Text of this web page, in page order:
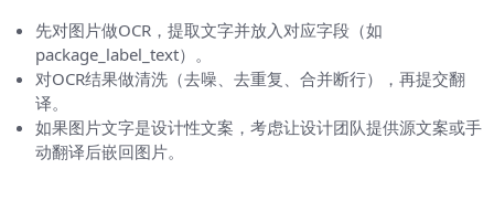
先对图片做OCR，提取文字并放入对应字段（如
package_label_text）。
对OCR结果做清洗（去噪、去重复、合并断行），再提交翻
译。
如果图片文字是设计性文案，考虑让设计团队提供源文案或手
动翻译后嵌回图片。